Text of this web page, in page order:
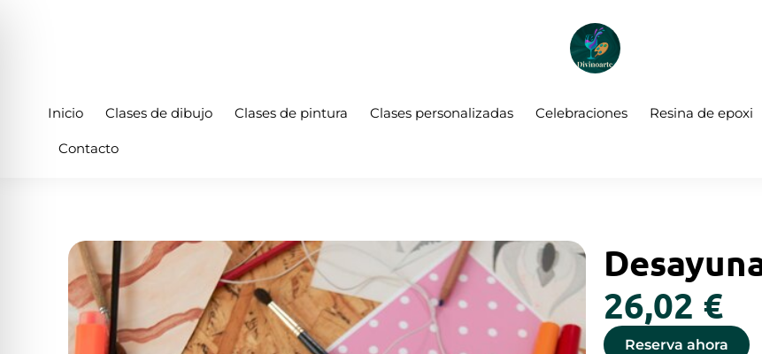
Inicio Clases de dibujo Clases de pintura Clases personalizadas Celebraciones Resina de epoxi
Contacto
26,02 €
Reserva ahora